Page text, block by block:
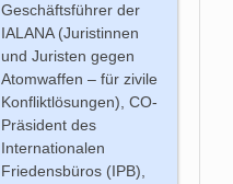
Geschäftsführer der
IALANA (Juristinnen
und Juristen gegen
Atomwaffen – für zivile
Konfliktlösungen), CO-
Präsident des
Internationalen
Friedensbüros (IPB),